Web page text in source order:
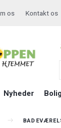
os Kontakt os
Nyheder